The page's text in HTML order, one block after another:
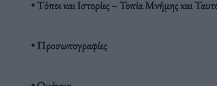
• Τόποι και Ιστορίες – Τοπία Μνήμης και
• Προσωπογραφίες